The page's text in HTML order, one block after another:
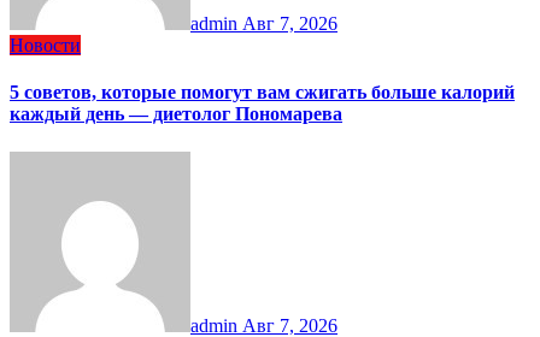
admin Авг 7, 2026
Новости
5 советов, которые помогут вам сжигать больше калорий
каждый день — диетолог Пономарева
admin Авг 7, 2026